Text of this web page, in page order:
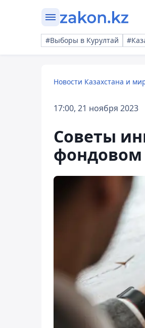
#Выборы в Курултай
Новости Казахстана и
17:00, 21 ноября 2023
Советы